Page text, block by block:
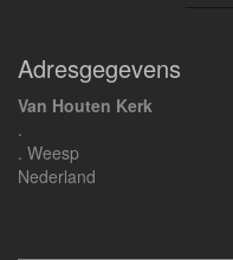
Adresgegevens
Van Houten Kerk
.
. Weesp
Nederland